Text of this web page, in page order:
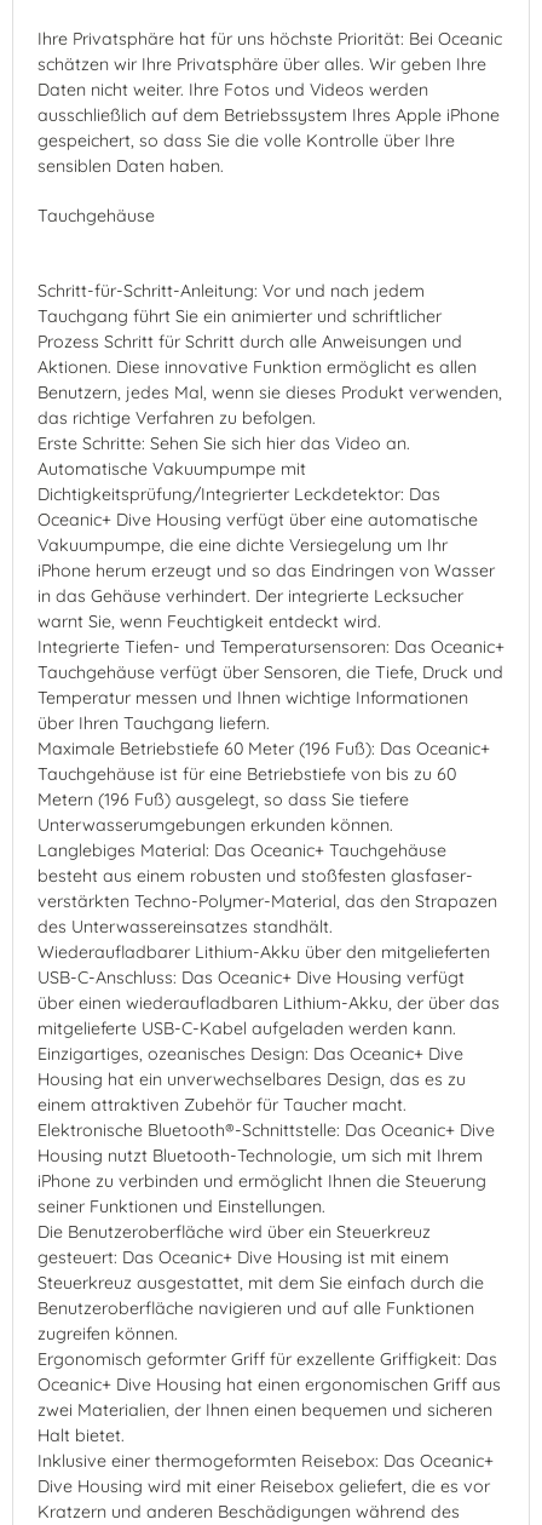
Ihre Privatsphäre hat für uns höchste Priorität: Bei Oceanic
schätzen wir Ihre Privatsphäre über alles. Wir geben Ihre
Daten nicht weiter. Ihre Fotos und Videos werden
ausschließlich auf dem Betriebssystem Ihres Apple iPhone
gespeichert, so dass Sie die volle Kontrolle über Ihre
sensiblen Daten haben.
Tauchgehäuse
Schritt-für-Schritt-Anleitung: Vor und nach jedem
Tauchgang führt Sie ein animierter und schriftlicher
Prozess Schritt für Schritt durch alle Anweisungen und
Aktionen. Diese innovative Funktion ermöglicht es allen
Benutzern, jedes Mal, wenn sie dieses Produkt verwenden,
das richtige Verfahren zu befolgen.
Erste Schritte: Sehen Sie sich hier das Video an.
Automatische Vakuumpumpe mit
Dichtigkeitsprüfung/Integrierter Leckdetektor: Das
Oceanic+ Dive Housing verfügt über eine automatische
Vakuumpumpe, die eine dichte Versiegelung um Ihr
iPhone herum erzeugt und so das Eindringen von Wasser
in das Gehäuse verhindert. Der integrierte Lecksucher
warnt Sie, wenn Feuchtigkeit entdeckt wird.
Integrierte Tiefen- und Temperatursensoren: Das Oceanic+
Tauchgehäuse verfügt über Sensoren, die Tiefe, Druck und
Temperatur messen und Ihnen wichtige Informationen
über Ihren Tauchgang liefern.
Maximale Betriebstiefe 60 Meter (196 Fuß): Das Oceanic+
Tauchgehäuse ist für eine Betriebstiefe von bis zu 60
Metern (196 Fuß) ausgelegt, so dass Sie tiefere
Unterwasserumgebungen erkunden können.
Langlebiges Material: Das Oceanic+ Tauchgehäuse
besteht aus einem robusten und stoßfesten glasfaser-
verstärkten Techno-Polymer-Material, das den Strapazen
des Unterwassereinsatzes standhält.
Wiederaufladbarer Lithium-Akku über den mitgelieferten
USB-C-Anschluss: Das Oceanic+ Dive Housing verfügt
über einen wiederaufladbaren Lithium-Akku, der über das
mitgelieferte USB-C-Kabel aufgeladen werden kann.
Einzigartiges, ozeanisches Design: Das Oceanic+ Dive
Housing hat ein unverwechselbares Design, das es zu
einem attraktiven Zubehör für Taucher macht.
Elektronische Bluetooth®-Schnittstelle: Das Oceanic+ Dive
Housing nutzt Bluetooth-Technologie, um sich mit Ihrem
iPhone zu verbinden und ermöglicht Ihnen die Steuerung
seiner Funktionen und Einstellungen.
Die Benutzeroberfläche wird über ein Steuerkreuz
gesteuert: Das Oceanic+ Dive Housing ist mit einem
Steuerkreuz ausgestattet, mit dem Sie einfach durch die
Benutzeroberfläche navigieren und auf alle Funktionen
zugreifen können.
Ergonomisch geformter Griff für exzellente Griffigkeit: Das
Oceanic+ Dive Housing hat einen ergonomischen Griff aus
zwei Materialien, der Ihnen einen bequemen und sicheren
Halt bietet.
Inklusive einer thermogeformten Reisebox: Das Oceanic+
Dive Housing wird mit einer Reisebox geliefert, die es vor
Kratzern und anderen Beschädigungen während des